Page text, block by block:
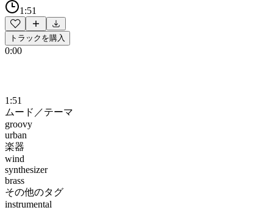
1:51
トラックを購入
0:00
1:51
ムード／テーマ
groovy
urban
楽器
wind
synthesizer
brass
その他のタグ
instrumental